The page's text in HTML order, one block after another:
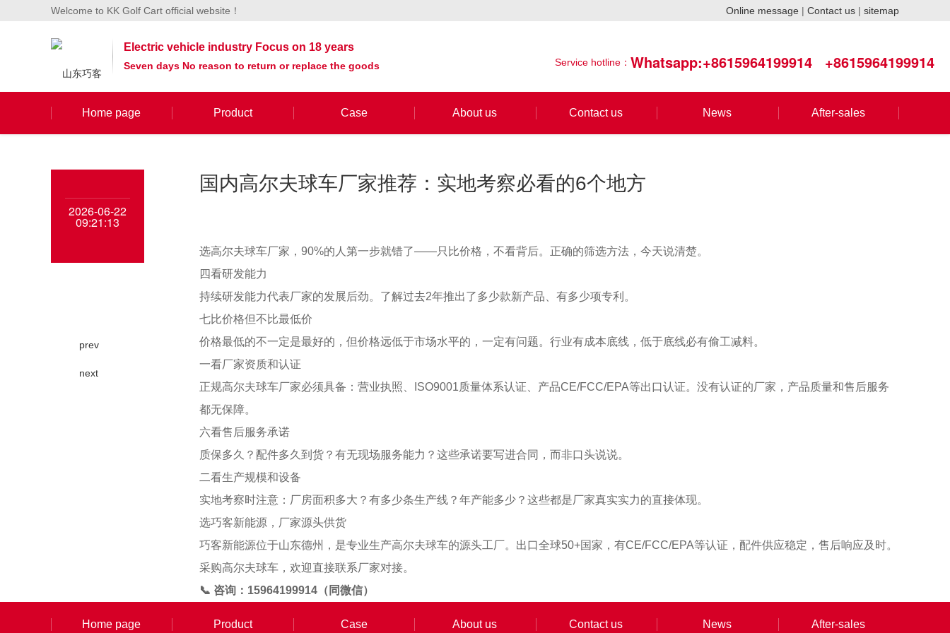
Welcome to KK Golf Cart official website！ Online message | Contact us | sitemap
Electric vehicle industry Focus on 18 years
Seven days No reason to return or replace the goods Service hotline： Whatsapp:+8615964199914 +8615964199914
Home page Product Case About us Contact us News After-sales
2026-06-22
09:21:13
prev
next
国内高尔夫球车厂家推荐：实地考察必看的6个地方
选高尔夫球车厂家，90%的人第一步就错了——只比价格，不看背后。正确的筛选方法，今天说清楚。
四看研发能力
持续研发能力代表厂家的发展后劲。了解过去2年推出了多少款新产品、有多少项专利。
七比价格但不比最低价
价格最低的不一定是最好的，但价格远低于市场水平的，一定有问题。行业有成本底线，低于底线必有偷工减料。
一看厂家资质和认证
正规高尔夫球车厂家必须具备：营业执照、ISO9001质量体系认证、产品CE/FCC/EPA等出口认证。没有认证的厂家，产品质量和售后服务
都无保障。
六看售后服务承诺
质保多久？配件多久到货？有无现场服务能力？这些承诺要写进合同，而非口头说说。
二看生产规模和设备
实地考察时注意：厂房面积多大？有多少条生产线？年产能多少？这些都是厂家真实实力的直接体现。
选巧客新能源，厂家源头供货
巧客新能源位于山东德州，是专业生产高尔夫球车的源头工厂。出口全球50+国家，有CE/FCC/EPA等认证，配件供应稳定，售后响应及时。
采购高尔夫球车，欢迎直接联系厂家对接。
📞 咨询：15964199914（同微信）
Home page Product Case About us Contact us News After-sales